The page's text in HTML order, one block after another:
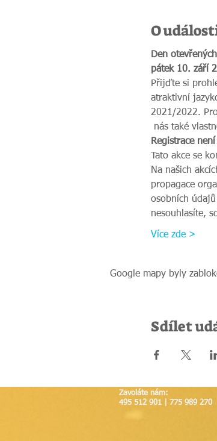
O
Den
pátek 10. září
Přijďte si
atraktivní
2021/2022.
nás také
Registrace
Tato akce se
Na našich
propagace
osobních
nesouhlasíte,
Více zde >
Google mapy byly
Sdílet
Zavoláte nám:
495 512 901 | 775 989 270